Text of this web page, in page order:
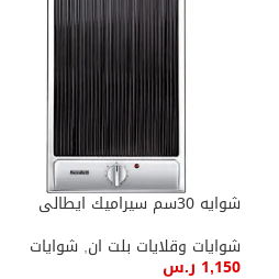
شوايه 30سم سيراميك ايطالى
شوايات وقلايات بلت ان, شوايات
1,150 ر.س